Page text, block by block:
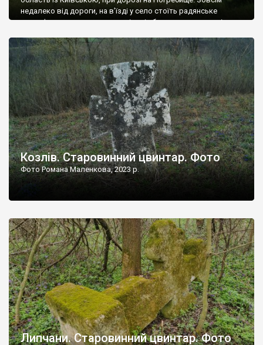
недалеко від дороги, на в’їзді у село стоїть радянське
рельєфне пано, яке показує жінку і яблуню, а трохи далі, десь
не видно, але видно дві стареньких колії у траві – […]
Козлів. Старовинний цвинтар. Фото
Фото Романа Маленкова, 2023 р.
Липчани. Старовинний цвинтар. Фото